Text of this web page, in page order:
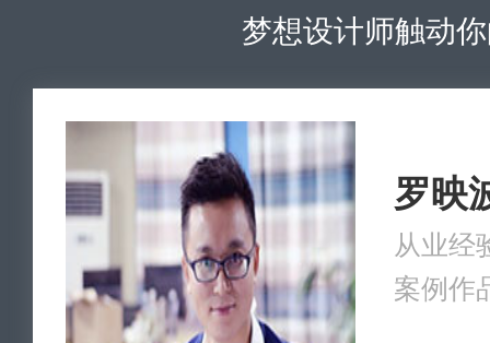
梦想设计师触动
罗映
从业经
案例作